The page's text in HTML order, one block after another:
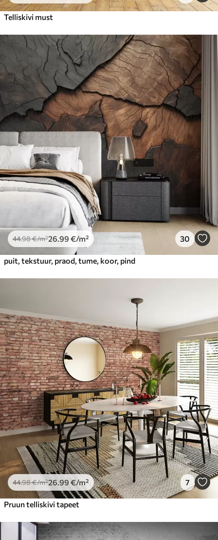
Telliskivi must
44.98€/m²26 .99 €/m² 30
puit, tekstuur, praod, tume, koor, pind
44.98€/m²26 .99 €/m² 7
Pruun telliskivi tapeet